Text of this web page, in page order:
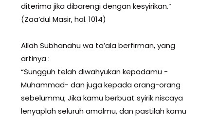
diterima jika dibarengi dengan kesyirikan.”
(Zaa’dul Masir, hal. 1014)
Allah Subhanahu wa ta’ala berfirman, yang
artinya :
“Sungguh telah diwahyukan kepadamu -
Muhammad- dan juga kepada orang-orang
sebelummu; Jika kamu berbuat syirik niscaya
lenyaplah seluruh amalmu, dan pastilah kamu